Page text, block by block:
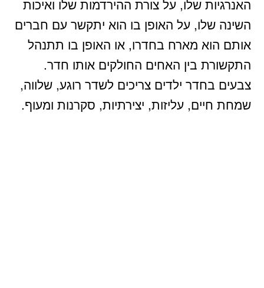
האנרגיות שלו, על צורת ההירדמות שלו ואיכות
השינה שלו, על האופן בו הוא יתקשר עם חברים
אותם הוא מארח בחדרו, או האופן בו תתנהל
התקשורת בין האחים החולקים אותו חדר.
צבעים בחדר ילדים צריכים לשדר רוגע, שלווה,
שמחת חיים, עליזות, יצירתיות, סקרנות ומעוף.